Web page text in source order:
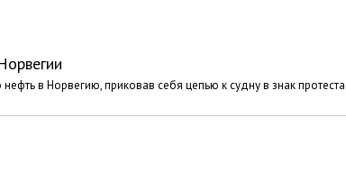
в Норвегию, приковав себя цепью к судну в знак